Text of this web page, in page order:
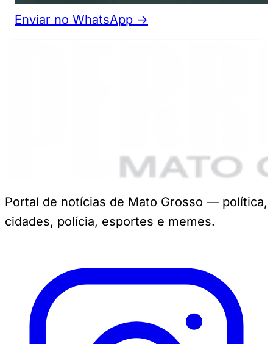
Enviar no WhatsApp →
Portal de notícias de Mato Grosso — política,
cidades, polícia, esportes e memes.